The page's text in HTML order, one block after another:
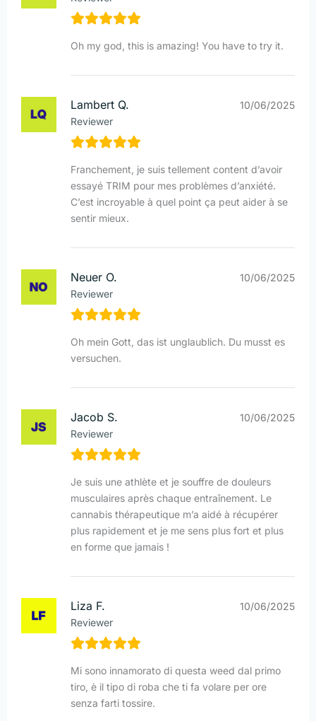
Oh my god, this is amazing! You have to try it.
Lambert Q.
Reviewer
10/06/2025
Franchement, je suis tellement content d’avoir
essayé TRIM pour mes problèmes d’anxiété.
C’est incroyable à quel point ça peut aider à se
sentir mieux.
Neuer O.
Reviewer
10/06/2025
Oh mein Gott, das ist unglaublich. Du musst es
versuchen.
Jacob S.
Reviewer
10/06/2025
Je suis une athlète et je souffre de douleurs
musculaires après chaque entraînement. Le
cannabis thérapeutique m’a aidé à récupérer
plus rapidement et je me sens plus fort et plus
en forme que jamais !
Liza F.
Reviewer
10/06/2025
Mi sono innamorato di questa weed dal primo
tiro, è il tipo di roba che ti fa volare per ore
senza farti tossire.